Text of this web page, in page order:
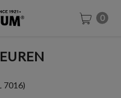
0
7016)